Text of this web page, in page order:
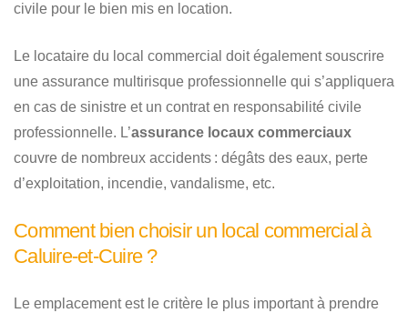
civile pour le bien mis en location.
Le locataire du local commercial doit également souscrire
une assurance multirisque professionnelle qui s’appliquera
en cas de sinistre et un contrat en responsabilité civile
professionnelle. L’assurance locaux commerciaux
couvre de nombreux accidents : dégâts des eaux, perte
d’exploitation, incendie, vandalisme, etc.
Comment bien choisir un local commercial à
Caluire-et-Cuire ?
Le emplacement est le critère le plus important à prendre